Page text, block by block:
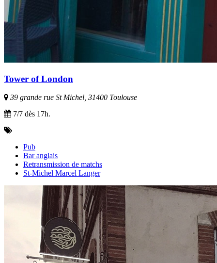
Tower of London
39 grande rue St Michel, 31400 Toulouse
7/7 dès 17h.
Pub
Bar anglais
Retransmission de matchs
St-Michel Marcel Langer